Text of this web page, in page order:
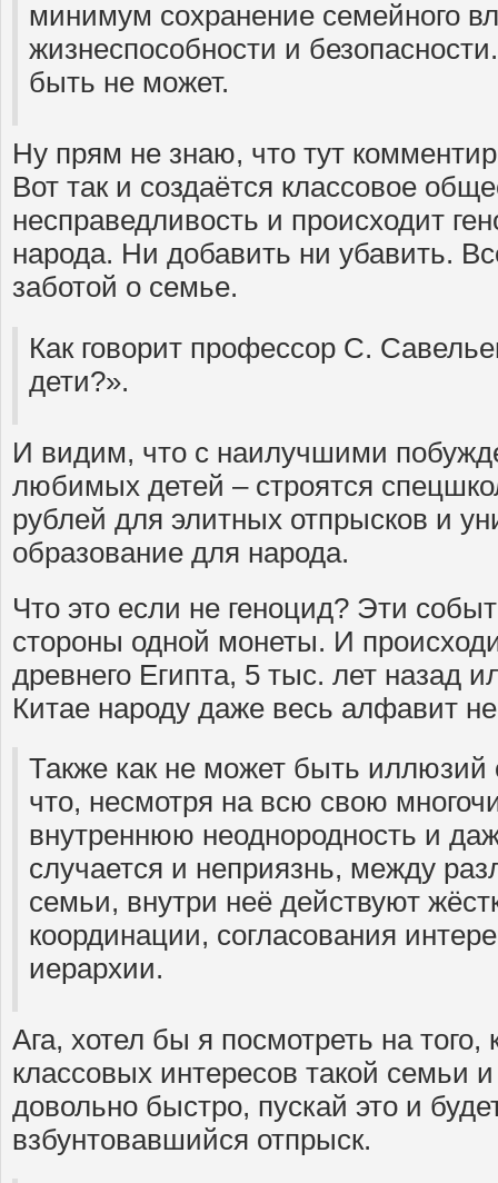
минимум сохранение семейного
жизнеспособности и
быть не может.
Ну прям не знаю, что тут
Вот так и создаётся классовое
несправедливость и происходит
народа. Ни добавить ни убавить.
заботой о семье.
Как говорит профессор С.
дети?».
И видим, что с наилучшими
любимых детей – строятся
рублей для элитных отпрысков и
образование для народа.
Что это если не геноцид? Эти
стороны одной монеты. И
древнего Египта, 5 тыс. лет назад
Китае народу даже весь алфавит не
Также как не может быть иллюзий
что, несмотря на всю свою
внутреннюю неоднородность и
случается и неприязнь, между
семьи, внутри неё действуют
координации, согласования
иерархии.
Ага, хотел бы я посмотреть на того,
классовых интересов такой семьи
довольно быстро, пускай это и
взбунтовавшийся отпрыск.